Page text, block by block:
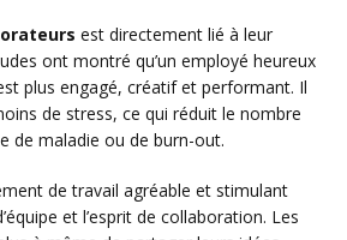
est directement lié à leur
ont montré qu’un employé heureux
plus engagé, créatif et performant. Il
de stress, ce qui réduit le nombre
de maladie ou de burn-out.
de travail agréable et stimulant
et l’esprit de collaboration. Les